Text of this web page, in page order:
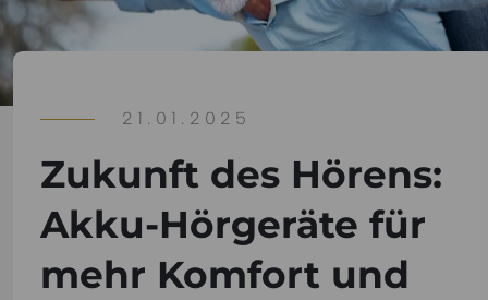
21.01.2025
Zukunft des Hörens:
Akku-Hörgeräte für
mehr Komfort und